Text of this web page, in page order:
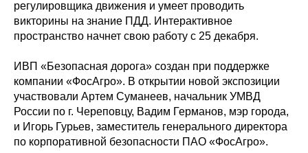
регулировщика движения и умеет проводить
викторины на знание ПДД. Интерактивное
пространство начнет свою работу с 25 декабря.
ИВП «Безопасная дорога» создан при поддержке
компании «ФосАгро». В открытии новой экспозиции
участвовали Артем Суманеев, начальник УМВД
России по г. Череповцу, Вадим Германов, мэр города,
и Игорь Гурьев, заместитель генерального директора
по корпоративной безопасности ПАО «ФосАгро».